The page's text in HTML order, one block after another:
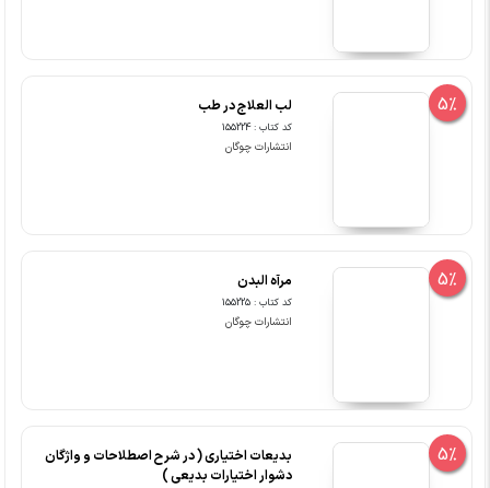
5% لب العلاج در طب
کد کتاب : 155224
انتشارات چوگان
5% مرآه البدن
کد کتاب : 155225
انتشارات چوگان
5%
بدیعات اختیاری ( در شرح اصطلاحات و واژگان
دشوار اختیارات بدیعی )